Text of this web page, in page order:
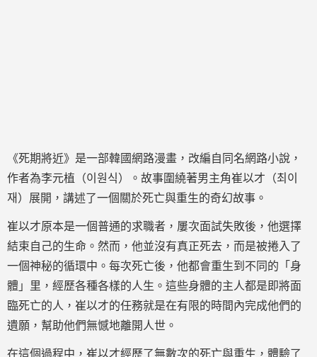
《死期將近》是一部韓國網路漫畫，改編自同名網路小說，
作者為李元植（이원식）。故事圍繞著男主角崔以才（최이
재）展開，講述了一個關於死亡與重生的奇幻故事。
崔以才原本是一個普通的求職者，屢次面試失敗後，他選擇
結束自己的生命。然而，他並沒有真正死去，而是被捲入了
一個神秘的循環中。每次死亡後，他都會重生到不同的「身
體」里，經歷各種各樣的人生。這些身體的主人都是即將面
臨死亡的人，崔以才的任務就是在有限的時間內完成他們的
遺願，幫助他們無憾地離開人世。
在這個過程中，崔以才經歷了無數次的死亡與重生，體驗了